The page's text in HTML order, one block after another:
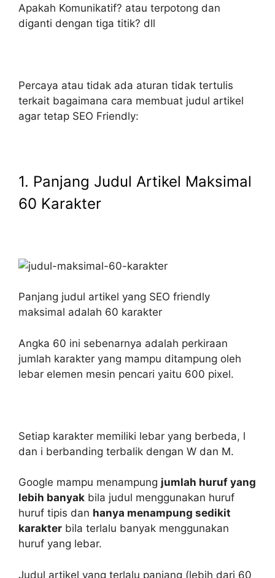
Apakah Komunikatif? atau terpotong dan
diganti dengan tiga titik? dll
Percaya atau tidak ada aturan tidak tertulis
terkait bagaimana cara membuat judul artikel
agar tetap SEO Friendly:
1. Panjang Judul Artikel Maksimal
60 Karakter
Panjang judul artikel yang SEO friendly
maksimal adalah 60 karakter
Angka 60 ini sebenarnya adalah perkiraan
jumlah karakter yang mampu ditampung oleh
lebar elemen mesin pencari yaitu 600 pixel.
Setiap karakter memiliki lebar yang berbeda, l
dan i berbanding terbalik dengan W dan M.
Google mampu menampung jumlah huruf yang
lebih banyak bila judul menggunakan huruf
huruf tipis dan hanya menampung sedikit
karakter bila terlalu banyak menggunakan
huruf yang lebar.
Judul artikel yang terlalu panjang (lebih dari 60